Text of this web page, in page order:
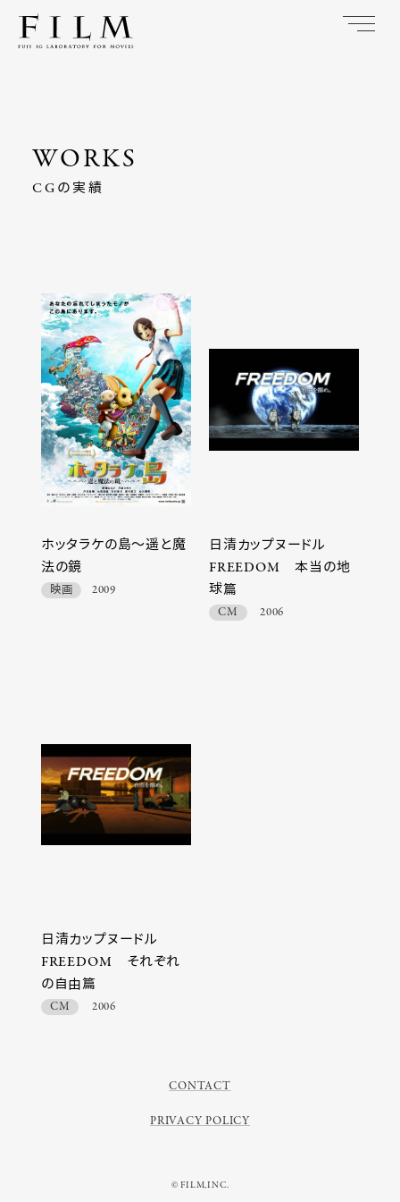
CGの実績
ホッタラケの島～遥と魔
法の鏡
映画 2009
日清カップヌードル
FREEDOM 本当の地
球篇
CM 2006
日清カップヌードル
FREEDOM それぞれ
の自由篇
CM 2006
CONTACT
PRIVACY POLICY
© FILM,INC.